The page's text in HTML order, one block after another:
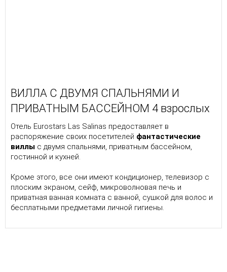
ВИЛЛА С ДВУМЯ СПАЛЬНЯМИ И
ПРИВАТНЫМ БАССЕЙНОМ 4 взрослых
Отель Eurostars Las Salinas предоставляет в
распоряжение своих посетителей фантастические
виллы с двумя спальнями, приватным бассейном,
гостинной и кухней.
Кроме этого, все они имеют кондиционер, телевизор с
плоским экраном, сейф, микроволновая печь и
приватная ванная комната с ванной, сушкой для волос и
бесплатными предметами личной гигиены.